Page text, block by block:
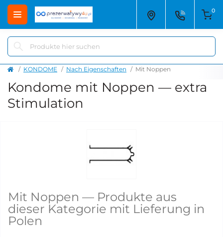
0
KONDOME Nach Eigenschaften Mit Noppen
Kondome mit Noppen — extra
Stimulation
Mit Noppen — Produkte aus
dieser Kategorie mit Lieferung in
Polen